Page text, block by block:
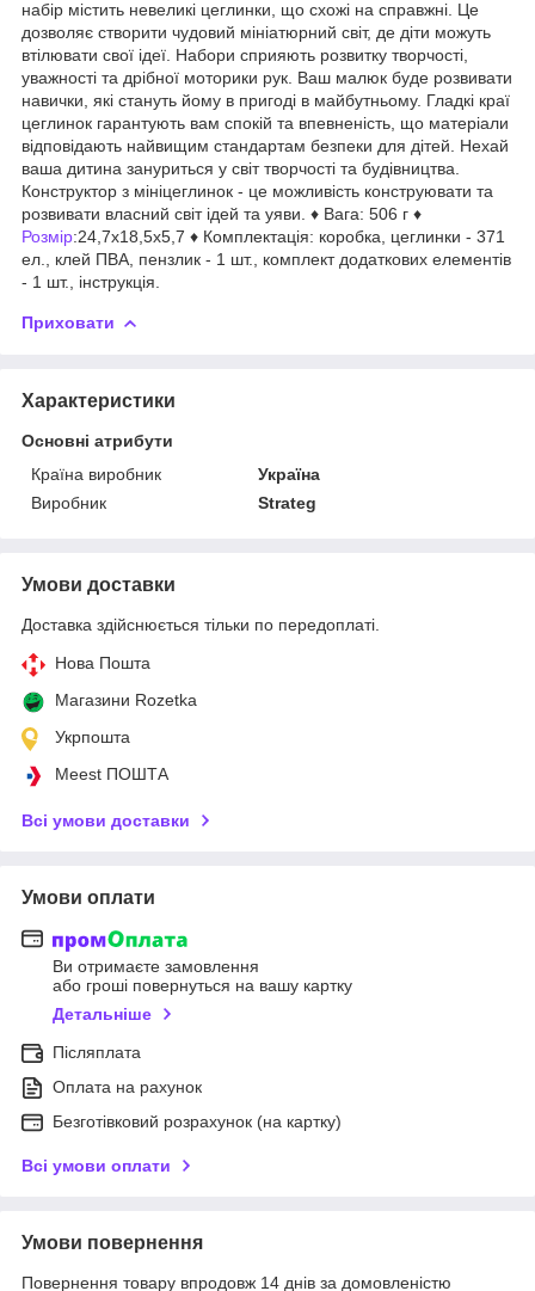
набір містить невеликі цеглинки, що схожі на справжні. Це
дозволяє створити чудовий мініатюрний світ, де діти можуть
втілювати свої ідеї. Набори сприяють розвитку творчості,
уважності та дрібної моторики рук. Ваш малюк буде розвивати
навички, які стануть йому в пригоді в майбутньому. Гладкі краї
цеглинок гарантують вам спокій та впевненість, що матеріали
відповідають найвищим стандартам безпеки для дітей. Нехай
ваша дитина зануриться у світ творчості та будівництва.
Конструктор з мініцеглинок - це можливість конструювати та
розвивати власний світ ідей та уяви. ♦ Вага: 506 г ♦
Розмір:24,7х18,5х5,7 ♦ Комплектація: коробка, цеглинки - 371
ел., клей ПВА, пензлик - 1 шт., комплект додаткових елементів
- 1 шт., інструкція.
Приховати
Характеристики
Основні атрибути
Країна виробник
Україна
Виробник
Strateg
Умови доставки
Доставка здійснюється тільки по передоплаті.
Нова Пошта
Магазини Rozetka
Укрпошта
Meest ПОШТА
Всі умови доставки
Умови оплати
Ви отримаєте замовлення
або гроші повернуться на вашу картку
Детальніше
Післяплата
Оплата на рахунок
Безготівковий розрахунок (на картку)
Всі умови оплати
Умови повернення
Повернення товару впродовж 14 днів за домовленістю